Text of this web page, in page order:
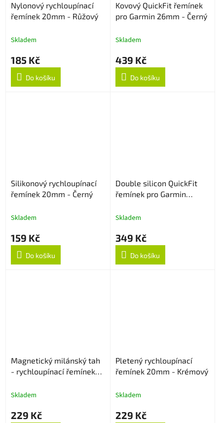
Nylonový rychloupínací
řemínek 20mm - Růžový
Skladem
185 Kč
Do košíku
Kovový QuickFit řemínek
pro Garmin 26mm - Černý
Skladem
439 Kč
Do košíku
Silikonový rychloupínací
řemínek 20mm - Černý
Skladem
159 Kč
Do košíku
Double silicon QuickFit
řemínek pro Garmin
Skladem
349 Kč
Do košíku
Magnetický milánský tah
- rychloupínací řemínek
Skladem
229 Kč
Pletený rychloupínací
řemínek 20mm - Krémový
Skladem
229 Kč